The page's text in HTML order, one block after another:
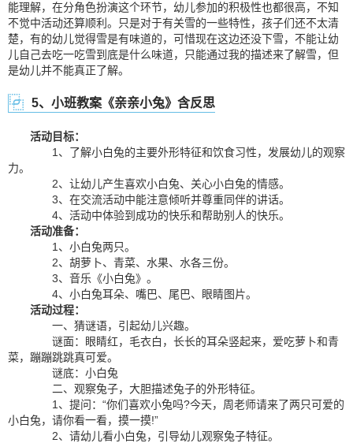
能理解，在分角色扮演这个环节，幼儿参加的积极性也都很高，不知
不觉中活动还算顺利。只是对于有关雪的一些特性，孩子们还不太清
楚，有的幼儿觉得雪是有味道的，可惜现在这边还没下雪，不能让幼
儿自己去吃一吃雪到底是什么味道，只能通过我的描述来了解雪，但
是幼儿并不能真正了解。
5、小班教案《亲亲小兔》含反思
活动目标：
1、了解小白兔的主要外形特征和饮食习性，发展幼儿的观察
力。
2、让幼儿产生喜欢小白兔、关心小白兔的情感。
3、在交流活动中能注意倾听并尊重同伴的讲话。
4、活动中体验到成功的快乐和帮助别人的快乐。
活动准备：
1、小白兔两只。
2、胡萝卜、青菜、水果、水各三份。
3、音乐《小白兔》。
4、小白兔耳朵、嘴巴、尾巴、眼睛图片。
活动过程：
一、猜谜语，引起幼儿兴趣。
谜面：眼睛红，毛衣白，长长的耳朵竖起来，爱吃萝卜和青
菜，蹦蹦跳跳真可爱。
谜底：小白兔
二、观察兔子，大胆描述兔子的外形特征。
1、提问：“你们喜欢小兔吗?今天，周老师请来了两只可爱的
小白兔，请你看一看，摸一摸!”
2、请幼儿看小白兔，引导幼儿观察兔子特征。